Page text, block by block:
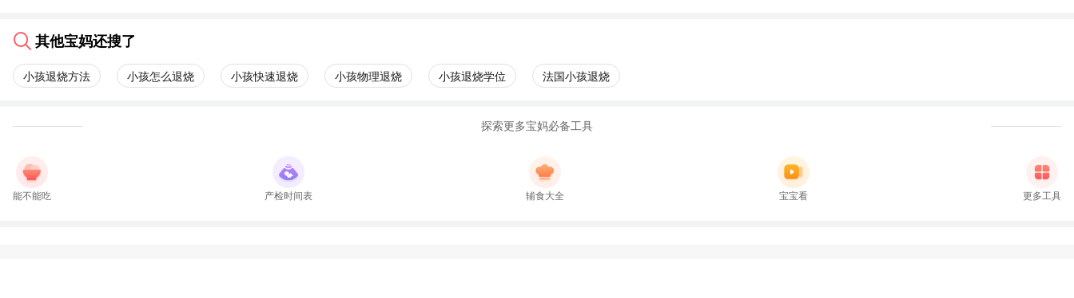
其他宝妈还搜了
小孩退烧方法 小孩怎么退烧 小孩快速退烧 小孩物理退烧 小孩退烧学位 法国小孩退烧
探索更多宝妈必备工具
能不能吃 产检时间表 辅食大全 宝宝看 更多工具